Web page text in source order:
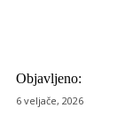
Objavljeno:
6 veljače, 2026